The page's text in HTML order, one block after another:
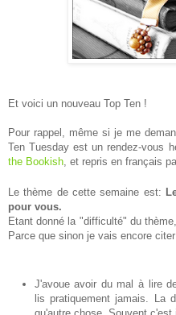
Et voici un nouveau Top Ten !
Pour rappel, même si je me
Ten Tuesday est un rendez-vous
the Bookish , et repris en français
Le thème de cette semaine est:
pour vous.
Etant donné la "difficulté" du
Parce que sinon je vais encore
J'avoue avoir du mal à lire
lis pratiquement jamais. La